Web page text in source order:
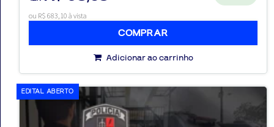
ou R$ 683,10 à vista
COMPRAR
Adicionar ao carrinho
EDITAL ABERTO